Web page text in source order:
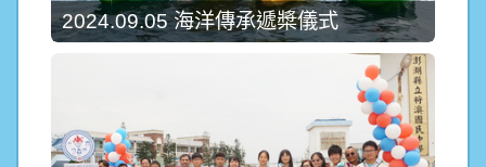
2024.09.05 海洋傳承遞槳儀式